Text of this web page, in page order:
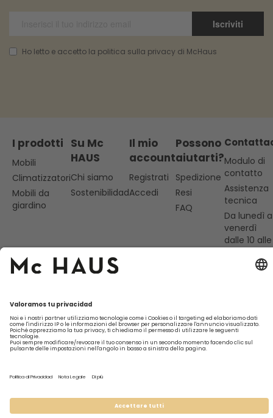
Iscriviti
Ho letto e accetto la politica sulla privacy di McHaus
I prodotti
Mobili
Climatizzatori
Mobili da
giardino
Su Mc
HAUS
Chi siamo
Sostenibilidad
Il mio
account
Registrati
Accedi
Possono
aiutarti?
Spedizione
Resi
FAQ
Modulo di
contatto
Assistenza
tecnica
Da lunedì a
venerdì
dalle 10 alle
977 838
haus.com
Basi legali Garanzia Politica sulla privacy
Marchio specializzato diBeself Brands